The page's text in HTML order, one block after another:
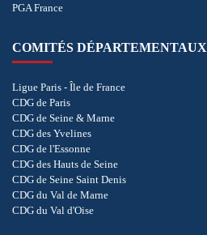
PGA France
COMITÉS DÉPARTEMENTAUX
Ligue Paris - Île de France
CDG de Paris
CDG de Seine & Marne
CDG des Yvelines
CDG de l'Essonne
CDG des Hauts de Seine
CDG de Seine Saint Denis
CDG du Val de Marne
CDG du Val d'Oise